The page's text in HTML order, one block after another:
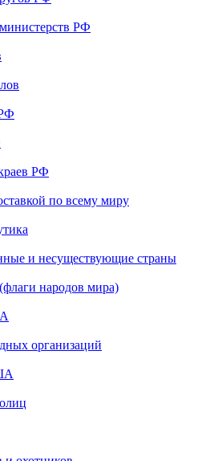
РФ
РФ
по всему миру
и несуществующие страны
народов мира)
организаций